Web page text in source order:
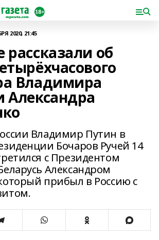
2020, 21:45
рассказали об
Владимира
Александра
Владимир Путин в
Бочаров Ручей 14
с Президентом
Александром
прибыл в Россию с